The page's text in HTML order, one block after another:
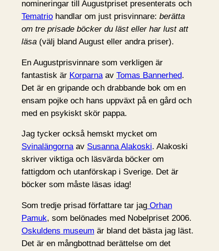
nomineringar till Augustpriset presenterats och
Tematriohandlar om just prisvinnare: berätta
om tre prisade böcker du läst eller har lust att
läsa(välj bland August eller andra priser).
En Augustprisvinnare som verkligen är
fantastisk är Korparnaav Tomas Bannerhed.
Det är en gripande och drabbande bok om en
ensam pojke och hans uppväxt på en gård och
med en psykiskt skör pappa.
Jag tycker också hemskt mycket om
Svinalängornaav Susanna Alakoski. Alakoski
skriver viktiga och läsvärda böcker om
fattigdom och utanförskap i Sverige. Det är
böcker som måste läsas idag!
Som tredje prisad författare tar jagOrhan
Pamuk, som belönades med Nobelpriset 2006.
Oskuldens museum är bland det bästa jag läst.
Det är en mångbottnad berättelse om det